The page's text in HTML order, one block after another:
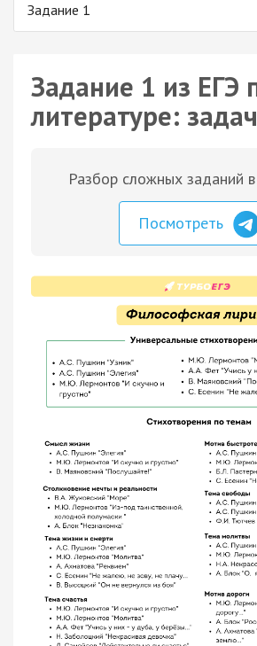
Задание 1
Задание 1 из ЕГЭ
литературе:
Разбор сложных заданий в
Посмотреть